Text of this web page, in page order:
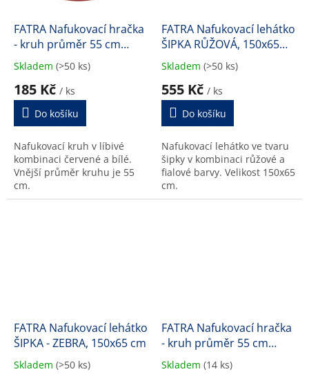
FATRA Nafukovací hračka
- kruh průměr 55 cm
PLAVČÍK
Průměrné
produktu
5,0
5
hvězdiček.
Skladem (>50 ks)
185 Kč / ks
Do košíku
Nafukovací kruh v líbivé
kombinaci červené a bílé.
Vnější průměr kruhu je 55
cm.
FATRA Nafukovací lehátko
ŠIPKA RŮŽOVÁ, 150x65
cm
Průměrné
produktu
5,0
5
hvězdiček.
Skladem (>50 ks)
555 Kč / ks
Do košíku
Nafukovací lehátko ve tvaru
šipky v kombinaci růžové a
fialové barvy. Velikost 150x65
cm.
FATRA Nafukovací lehátko
ŠIPKA - ZEBRA, 150x65 cm
Průměrné
Skladem (>50 ks)
FATRA Nafukovací hračka
- kruh průměr 55 cm
MODRÉ PRUHY
Průměrné
Skladem (14 ks)